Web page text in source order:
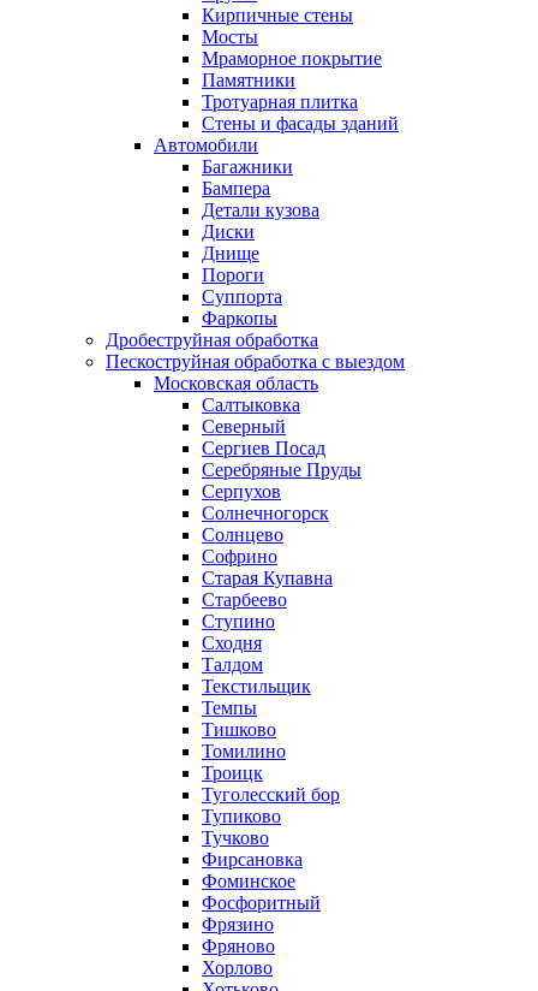
Кирпичные стены
Мосты
Мраморное покрытие
Памятники
Тротуарная плитка
Стены и фасады зданий
Автомобили
Багажники
Бампера
Детали кузова
Диски
Днище
Пороги
Суппорта
Фаркопы
Дробеструйная обработка
Пескоструйная обработка с выездом
Московская область
Салтыковка
Северный
Сергиев Посад
Серебряные Пруды
Серпухов
Солнечногорск
Солнцево
Софрино
Старая Купавна
Старбеево
Ступино
Сходня
Талдом
Текстильщик
Темпы
Тишково
Томилино
Троицк
Туголесский бор
Тупиково
Тучково
Фирсановка
Фоминское
Фосфоритный
Фрязино
Фряново
Хорлово